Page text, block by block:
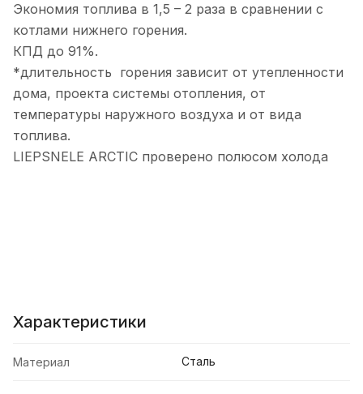
Экономия топлива в 1,5 – 2 раза в сравнении с
котлами нижнего горения.
КПД до 91%.
*длительность горения зависит от утепленности
дома, проекта системы отопления, от
температуры наружного воздуха и от вида
топлива.
LIEPSNELE ARCTIC проверено полюсом холода
Характеристики
Материал Сталь